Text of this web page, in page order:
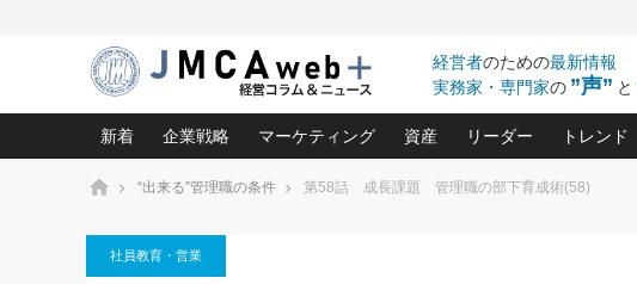
経営者のための最新情報
実務家・専門家の ”声” と
新着 企業戦略
中小企業の「１位づくり」戦略(96)
利益を最大化する「業務改善」横田尚哉氏(5)
マーケティング 資産 リーダー トレンド
ホーム “出来る”管理職の条件 第58話 成長課題 管理職の部下育成術(58)
社員教育・営業